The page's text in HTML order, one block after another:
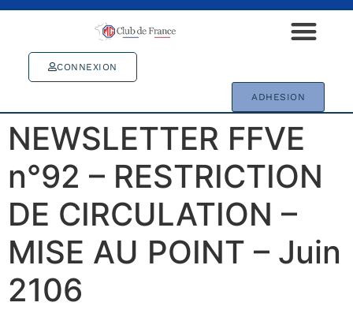
CONNEXION
ADHESION
NEWSLETTER FFVE
n°92 – RESTRICTION
DE CIRCULATION –
MISE AU POINT – Juin
2106